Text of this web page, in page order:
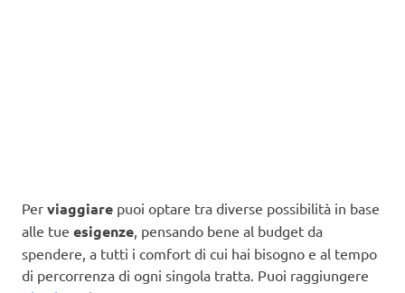
Per viaggiare puoi optare tra diverse possibilità in base
alle tue esigenze , pensando bene al budget da
spendere, a tutti i comfort di cui hai bisogno e al tempo
di percorrenza di ogni singola tratta. Puoi raggiungere